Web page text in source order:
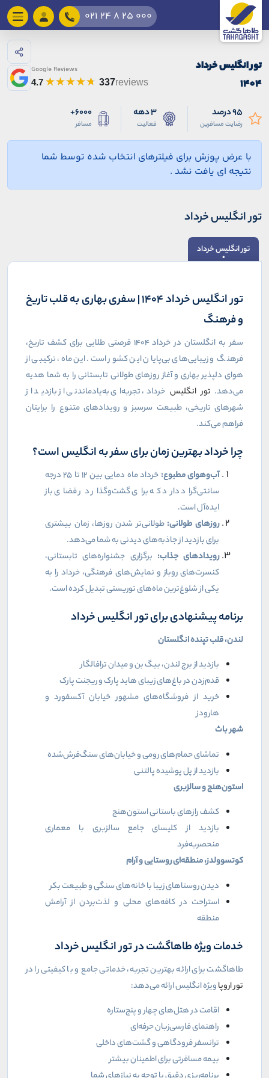
021 24 8 25 000
تور انگلیس خرداد
۱۴۰۴
Google Reviews
4.7
337reviews
95 درصد
رضایت مسافرین
3 دهه
فعالیت
6000+
مسافر
با عرض پوزش برای فیلترهای انتخاب شده توسط شما
نتیجه ای یافت نشد .
تور انگلیس خرداد
تور انگلیس خرداد
تور انگلیس خرداد ۱۴۰۴ | سفری بهاری به قلب تاریخ
و فرهنگ
سفر به انگلستان در خرداد ۱۴۰۴ فرصتی طلایی برای کشف تاریخ،
فرهنگ و زیبایی‌های بی‌پایان این کشور است. این ماه، ترکیبی از
هوای دلپذیر بهاری و آغاز روزهای طولانی تابستانی را به شما هدیه
می‌دهد. تور انگلیس خرداد، تجربه‌ای به‌یادماندنی از بازدید از
شهرهای تاریخی، طبیعت سرسبز و رویدادهای متنوع را برایتان
فراهم می‌کند.
چرا خرداد بهترین زمان برای سفر به انگلیس است؟
آب‌وهوای مطبوع:
خرداد ماه دمایی بین ۱۲ تا ۲۵ درجه
سانتی‌گراد دارد که برای گشت‌وگذار در فضای باز
ایده‌آل است.
روزهای طولانی: طولانی‌تر شدن روزها، زمان بیشتری
برای بازدید از جاذبه‌های دیدنی به شما می‌دهد.
رویدادهای جذاب: برگزاری جشنواره‌های تابستانی،
کنسرت‌های روباز و نمایش‌های فرهنگی، خرداد را به
یکی از شلوغ‌ترین ماه‌های توریستی تبدیل کرده است.
برنامه پیشنهادی برای تور انگلیس خرداد
لندن، قلب تپنده انگلستان
بازدید از برج لندن، بیگ بن و میدان ترافالگار
قدم‌زدن در باغ‌های زیبای هاید پارک و ریجنت پارک
خرید از فروشگاه‌های مشهور خیابان آکسفورد و
هارودز
شهر باث
تماشای حمام‌های رومی و خیابان‌های سنگ‌فرش‌شده
بازدید از پل پوشیده پالتنی
استون‌هنج و سالزبری
کشف رازهای باستانی استون‌هنج
بازدید از کلیسای جامع سالزبری با معماری
منحصربه‌فرد
کوتسوولدز، منطقه‌ای روستایی و آرام
دیدن روستاهای زیبا با خانه‌های سنگی و طبیعت بکر
استراحت در کافه‌های محلی و لذت‌بردن از آرامش
منطقه
خدمات ویژه طاهاگشت در تور انگلیس خرداد
طاهاگشت برای ارائه بهترین تجربه، خدماتی جامع و با کیفیتی را در
تور اروپاویژه انگلیس ارائه می‌دهد:
اقامت در هتل‌های چهار و پنج‌ستاره
راهنمای فارسی‌زبان حرفه‌ای
ترانسفر فرودگاهی و گشت‌های داخلی
بیمه مسافرتی برای اطمینان بیشتر